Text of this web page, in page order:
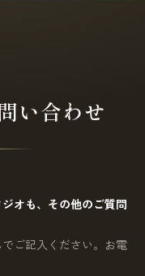
い合わせ
オも、その他のご質問
ご記入ください。お電